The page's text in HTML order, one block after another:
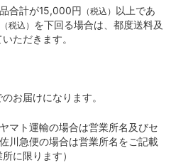
合計が15,000円 （税込） 以上であ
（税込） を下回る場合は、都度送料及
ただきます。
お届けになります。
マト運輸の場合は営業所名及びセ
川急便の場合は営業所名をご記載
に限ります）